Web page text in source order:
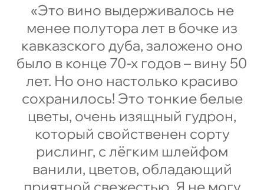
«Это вино выдерживалось не
менее полутора лет в бочке из
кавказского дуба, заложено оно
было в конце 70-х годов – вину 50
лет. Но оно настолько красиво
сохранилось! Это тонкие белые
цветы, очень изящный гудрон,
который свойственен сорту
рислинг, с лёгким шлейфом
ванили, цветов, обладающий
приятной свежестью. Я не могу